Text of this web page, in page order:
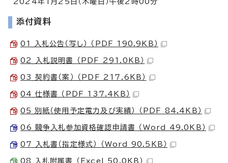
添付資料
01_入札公告（写し） （PDF 190.9KB）
02_入札説明書 （PDF 291.0KB）
03_契約書（案） （PDF 217.6KB）
04_仕様書 （PDF 137.4KB）
05_別紙（使用予定電力及び実績） （PDF 84.4KB）
06_競争入札参加資格確認申請書 （Word 49.0KB）
07_入札書（指定様式） （Word 90.5KB）
08_入札附属書 （Excel 50.0KB）